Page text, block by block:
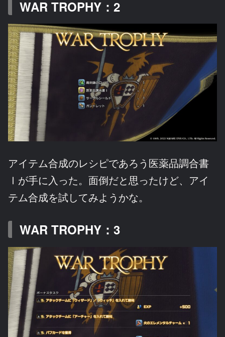
WAR TROPHY：2
アイテム合成のレシピであろう医薬品調合書
Ⅰが手に入った。面倒だと思ったけど、アイ
テム合成を試してみようかな。
WAR TROPHY：3